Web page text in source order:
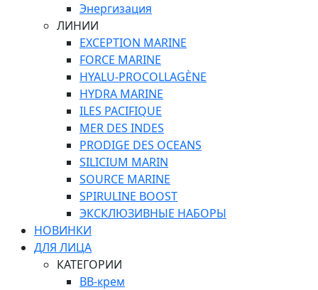
Энергизация
ЛИНИИ
EXCEPTION MARINE
FORCE MARINE
HYALU-PROCOLLAGÈNE
HYDRA MARINE
ILES PACIFIQUE
MER DES INDES
PRODIGE DES OCEANS
SILICIUM MARIN
SOURCE MARINE
SPIRULINE BOOST
ЭКСКЛЮЗИВНЫЕ НАБОРЫ
НОВИНКИ
ДЛЯ ЛИЦА
КАТЕГОРИИ
ВВ-крем